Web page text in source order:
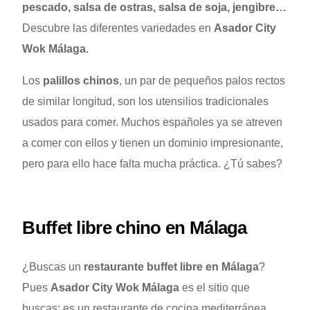
pescado, salsa de ostras, salsa de soja, jengibre…
Descubre las diferentes variedades en Asador City
Wok Málaga.
Los palillos chinos, un par de pequeños palos rectos
de similar longitud, son los utensilios tradicionales
usados para comer. Muchos españoles ya se atreven
a comer con ellos y tienen un dominio impresionante,
pero para ello hace falta mucha práctica. ¿Tú sabes?
Buffet libre chino en Málaga
¿Buscas un restaurante buffet libre en Málaga?
Pues Asador City Wok Málaga es el sitio que